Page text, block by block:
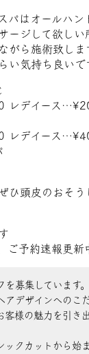
パはオールハン
ージして欲しい
がら施術致し
い気持ち良い
レデイース
レデイース
ひ頭皮のおそう
ご予約速報更新
募集しています。
アデザインへのこ
客様の魅力を引き
ックカットから始